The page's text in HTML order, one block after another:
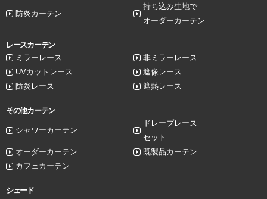
防炎カーテン
持ち込み生地で
オーダーカーテン
レースカーテン
ミラーレース
非ミラーレース
UVカットレース
遮像レース
防炎レース
遮熱レース
その他カーテン
シャワーカーテン
ドレープレース
セット
オーダーカーテン
既製品カーテン
カフェカーテン
シェード